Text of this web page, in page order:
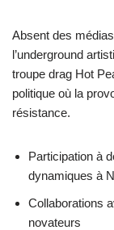
Absent des
l’underground
troupe drag Hot
politique où la
résistance.
Participation à
dynamiques à
Collaborations
novateurs